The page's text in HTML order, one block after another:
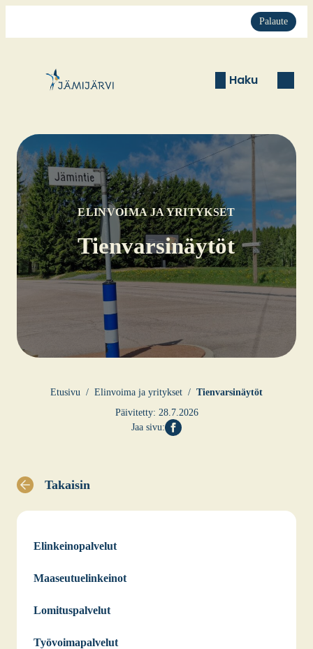
Palaute
Haku
ELINVOIMA JA YRITYKSET
Tien­var­si­näy­töt
Etusi­vu Elin­voi­ma ja yri­tyk­set
Tien­var­si­näy­töt
Päivitetty: 28.7.2026
Jaa sivu:
Takaisin
Elinkeinopalvelut
Maaseutuelinkeinot
Lomituspalvelut
Työvoimapalvelut